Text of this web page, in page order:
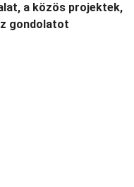
a közös projektek,
gondolatot